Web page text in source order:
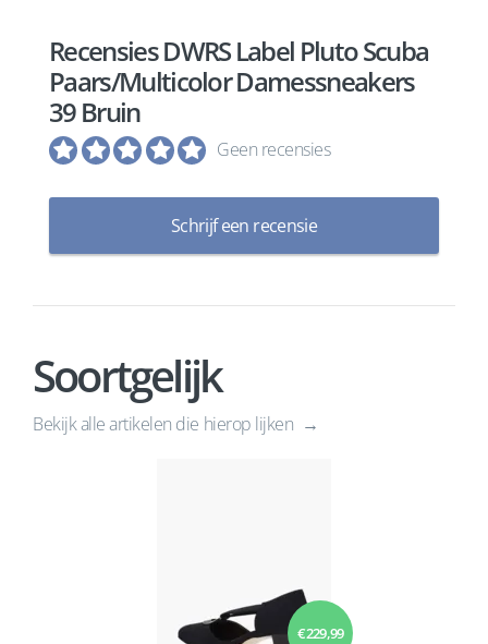
Recensies DWRS Label Pluto Scuba
Paars/Multicolor Damessneakers
39 Bruin
Geen recensies
Schrijf een recensie
Soortgelijk
Bekijk alle artikelen die hierop lijken
€ 229,99